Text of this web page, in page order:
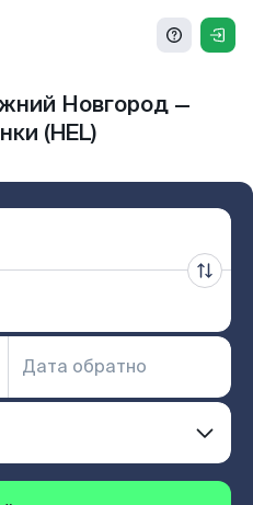
Новгород —
(HEL)